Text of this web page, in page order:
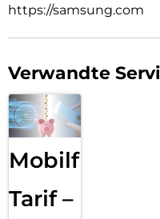
https://samsung.com
Verwandte
Mobilfunk
Tarif –